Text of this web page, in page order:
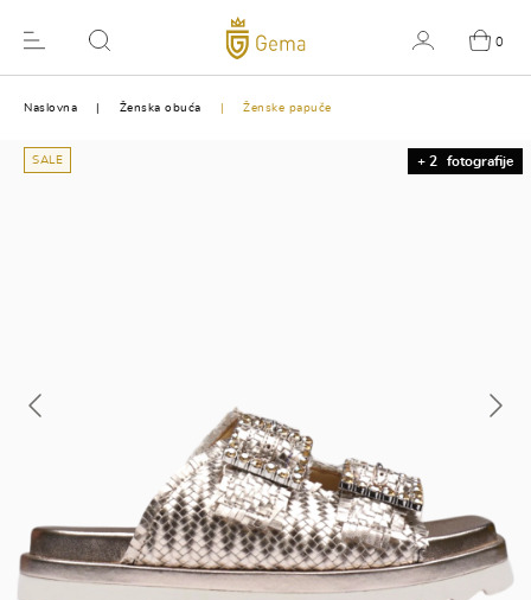
0
Naslovna Ženska obuća Ženske papuče
+ 2 fotografije
SALE